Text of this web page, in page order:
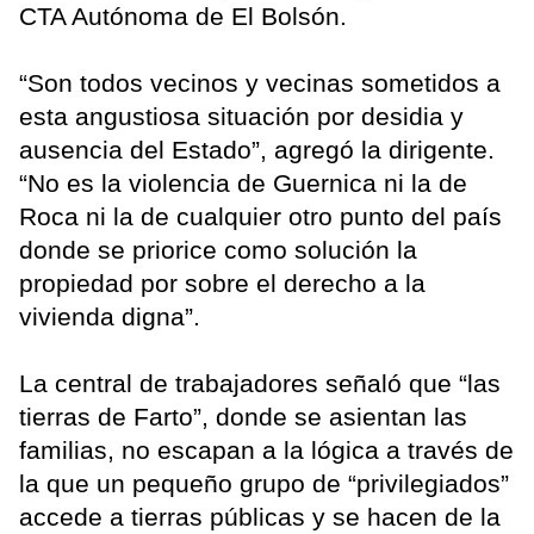
CTA Autónoma de El Bolsón.
“Son todos vecinos y vecinas sometidos a
esta angustiosa situación por desidia y
ausencia del Estado”, agregó la dirigente.
“No es la violencia de Guernica ni la de
Roca ni la de cualquier otro punto del país
donde se priorice como solución la
propiedad por sobre el derecho a la
vivienda digna”.
La central de trabajadores señaló que “las
tierras de Farto”, donde se asientan las
familias, no escapan a la lógica a través de
la que un pequeño grupo de “privilegiados”
accede a tierras públicas y se hacen de la